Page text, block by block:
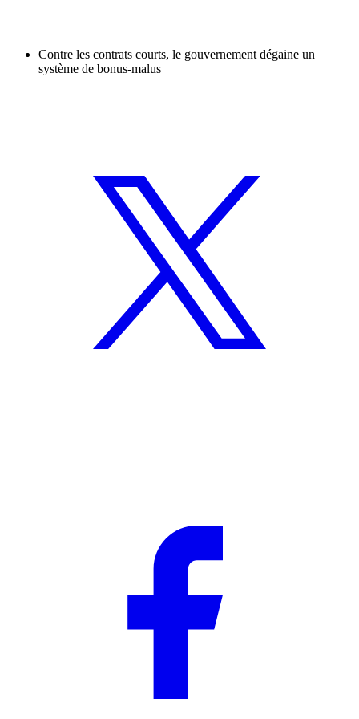
Contre les contrats courts, le gouvernement dégaine un
système de bonus-malus